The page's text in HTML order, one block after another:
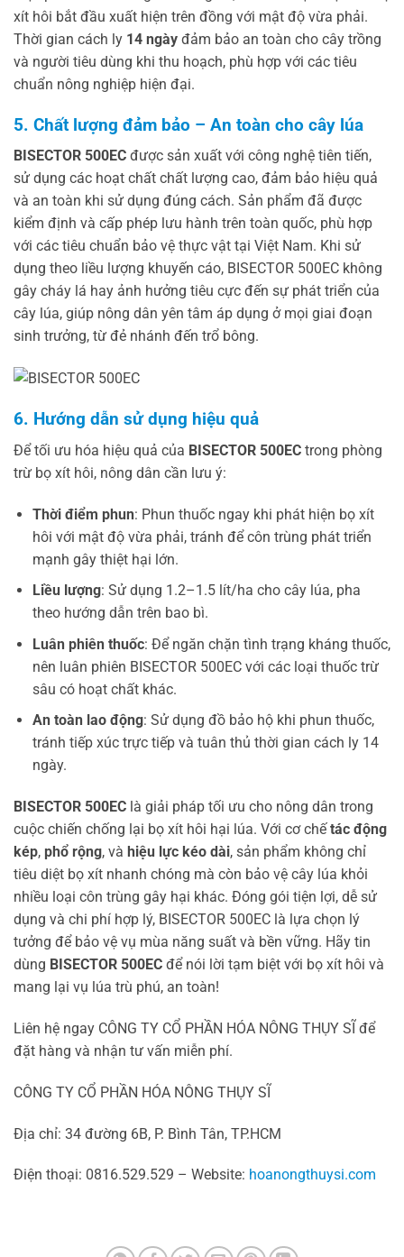
xít hôi bắt đầu xuất hiện trên đồng với mật độ vừa phải.
Thời gian cách ly 14 ngày đảm bảo an toàn cho cây trồng
và người tiêu dùng khi thu hoạch, phù hợp với các tiêu
chuẩn nông nghiệp hiện đại.
5. Chất lượng đảm bảo – An toàn cho cây lúa
BISECTOR 500EC được sản xuất với công nghệ tiên tiến,
sử dụng các hoạt chất chất lượng cao, đảm bảo hiệu quả
và an toàn khi sử dụng đúng cách. Sản phẩm đã được
kiểm định và cấp phép lưu hành trên toàn quốc, phù hợp
với các tiêu chuẩn bảo vệ thực vật tại Việt Nam. Khi sử
dụng theo liều lượng khuyến cáo, BISECTOR 500EC không
gây cháy lá hay ảnh hưởng tiêu cực đến sự phát triển của
cây lúa, giúp nông dân yên tâm áp dụng ở mọi giai đoạn
sinh trưởng, từ đẻ nhánh đến trổ bông.
6. Hướng dẫn sử dụng hiệu quả
Để tối ưu hóa hiệu quả của BISECTOR 500EC trong phòng
trừ bọ xít hôi, nông dân cần lưu ý:
Thời điểm phun: Phun thuốc ngay khi phát hiện bọ xít
hôi với mật độ vừa phải, tránh để côn trùng phát triển
mạnh gây thiệt hại lớn.
Liều lượng: Sử dụng 1.2–1.5 lít/ha cho cây lúa, pha
theo hướng dẫn trên bao bì.
Luân phiên thuốc: Để ngăn chặn tình trạng kháng thuốc,
nên luân phiên BISECTOR 500EC với các loại thuốc trừ
sâu có hoạt chất khác.
An toàn lao động: Sử dụng đồ bảo hộ khi phun thuốc,
tránh tiếp xúc trực tiếp và tuân thủ thời gian cách ly 14
ngày.
BISECTOR 500EC là giải pháp tối ưu cho nông dân trong
cuộc chiến chống lại bọ xít hôi hại lúa. Với cơ chếtác động
kép, phổ rộng, và hiệu lực kéo dài, sản phẩm không chỉ
tiêu diệt bọ xít nhanh chóng mà còn bảo vệ cây lúa khỏi
nhiều loại côn trùng gây hại khác. Đóng gói tiện lợi, dễ sử
dụng và chi phí hợp lý, BISECTOR 500EC là lựa chọn lý
tưởng để bảo vệ vụ mùa năng suất và bền vững. Hãy tin
dùng BISECTOR 500EC để nói lời tạm biệt với bọ xít hôi và
mang lại vụ lúa trù phú, an toàn!
Liên hệ ngay CÔNG TY CỔ PHẦN HÓA NÔNG THỤY SĨ để
đặt hàng và nhận tư vấn miễn phí.
CÔNG TY CỔ PHẦN HÓA NÔNG THỤY SĨ
Địa chỉ: 34 đường 6B, P. Bình Tân, TP.HCM
Điện thoại: 0816.529.529 – Website: hoanongthuysi.com